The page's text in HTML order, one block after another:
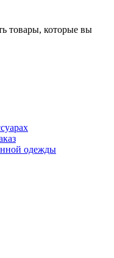
товары, которые вы
одежды